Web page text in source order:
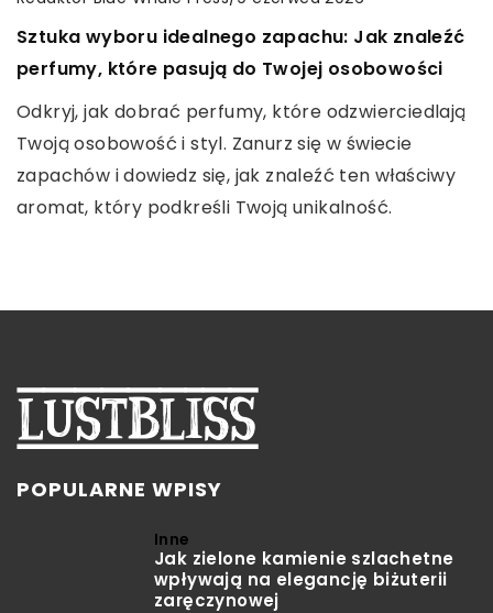
Jak wykorzystać zaawansowane funkcje mini
drona do tworzenia profesjonalnych nagrań
wideo
Odkryj potęgę mini drona w tworzeniu
profesjonalnych filmów. Poradnik krok po kroku jak
wykorzystać zaawansowane funkcje drona do
Sztuka wyboru idealnego zapachu: Jak znaleźć
perfumy, które pasują do Twojej osobowości
Odkryj, jak dobrać perfumy, które odzwierciedlają
Twoją osobowość i styl. Zanurz się w świecie
zapachów i dowiedz się, jak znaleźć ten właściwy
aromat, który podkreśli Twoją unikalność.
Zapoznaj się z zaletami nowoczesnych systemów
bezpieczeństwa i komfortu użytkowania.
POPULARNE WPISY
Inne
Jak zielone kamienie szlachetne
wpływają na elegancję biżuterii
zaręczynowej